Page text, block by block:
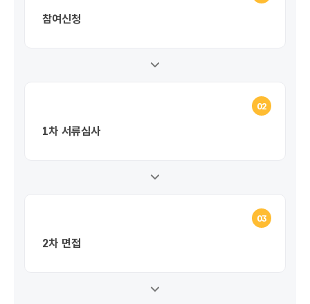
참여신청
02
1차 서류심사
03
2차 면접